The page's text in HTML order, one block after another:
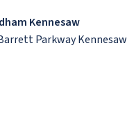
Kennesaw
Parkway Kennesaw